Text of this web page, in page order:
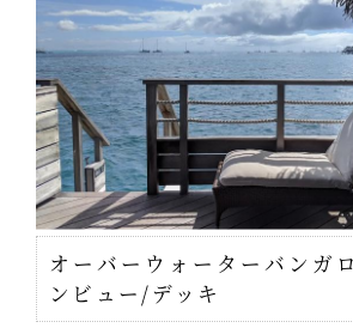
オーバーウォーターバンガ
ンビュー/デッキ